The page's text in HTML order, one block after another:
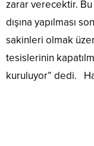
zarar verecektir.
dışına yapılması
sakinleri olmak
tesislerinin
kuruluyor” dedi.